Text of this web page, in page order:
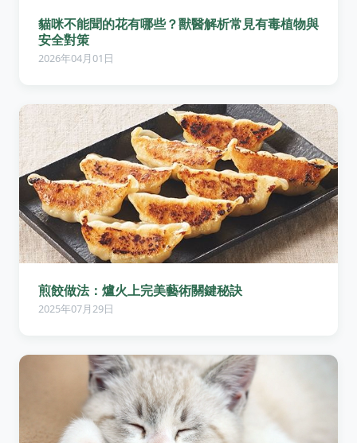
貓咪不能聞的花有哪些？獸醫解析常見有毒植物與
安全對策
2026年04月01日
煎餃做法：爐火上完美藝術關鍵秘訣
2025年07月29日